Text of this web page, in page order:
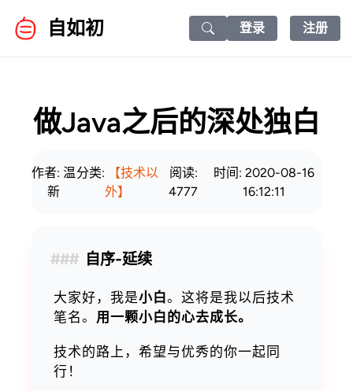
自如初
Search icon
登录 注册
做Java之后的深处独白
作者: 温
新
分类:
【技术以
外】
阅读:
4777
时间: 2020-08-16
16:12:11
自序-延续
大家好，我是小白。这将是我以后技术
笔名。 用一颗小白的心去成长。
技术的路上，希望与优秀的你一起同
行！